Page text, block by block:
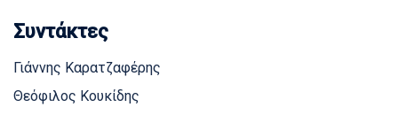
Συντάκτες
Γιάννης Καρατζαφέρης
Θεόφιλος Κουκίδης